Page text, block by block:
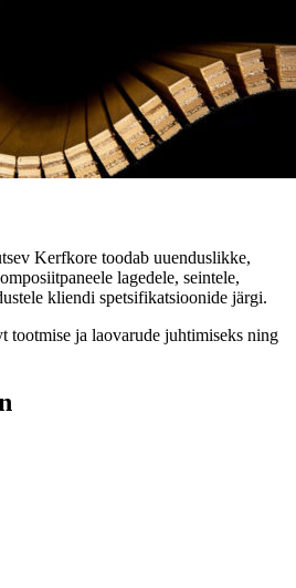
Kerfkore toodab uuenduslikke,
lagedele, seintele,
kliendi spetsifikatsioonide järgi.
tootmise ja laovarude juhtimiseks ning